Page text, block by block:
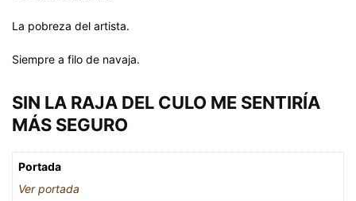
La pobreza del artista.
Siempre a filo de navaja.
SIN LA RAJA DEL CULO ME SENTIRÍA
MÁS SEGURO
Portada
Ver portada